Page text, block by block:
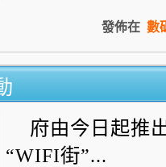
發佈在 數
府由今日起推
“WIFI街”...